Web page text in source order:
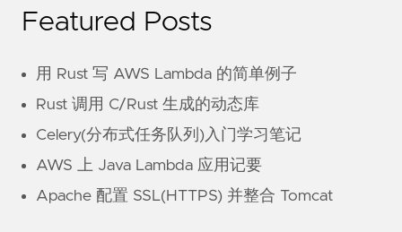
Featured Posts
用 Rust 写 AWS Lambda 的简单例子
Rust 调用 C/Rust 生成的动态库
Celery(分布式任务队列)入门学习笔记
AWS 上 Java Lambda 应用记要
Apache 配置 SSL(HTTPS) 并整合 Tomcat